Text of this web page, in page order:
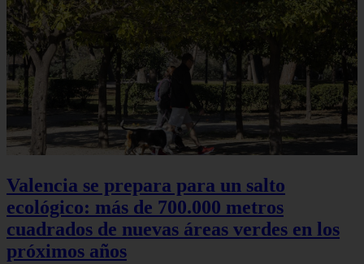
Valencia se prepara para un salto
ecológico: más de 700.000 metros
cuadrados de nuevas áreas verdes en los
próximos años